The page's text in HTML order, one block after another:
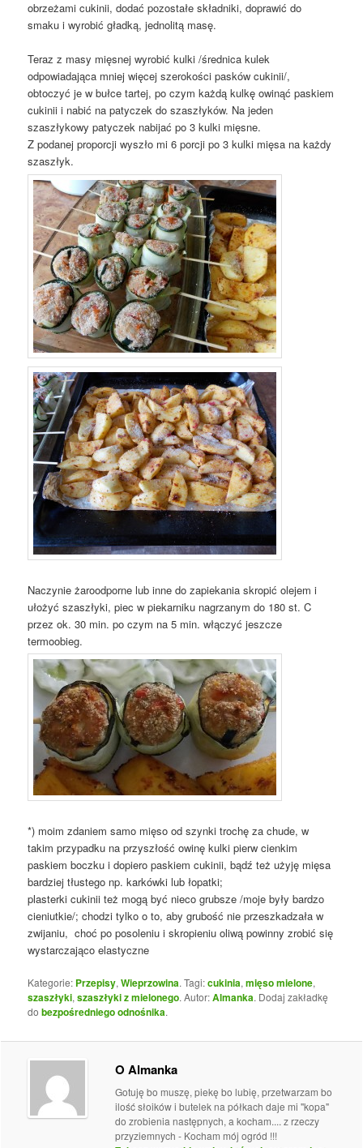
obrzeżami cukinii, dodać pozostałe składniki, doprawić do
smaku i wyrobić gładką, jednolitą masę.
Teraz z masy mięsnej wyrobić kulki /średnica kulek
odpowiadająca mniej więcej szerokości pasków cukinii/,
obtoczyć je w bułce tartej, po czym każdą kulkę owinąć paskiem
cukinii i nabić na patyczek do szaszłyków. Na jeden
szaszłykowy patyczek nabijać po 3 kulki mięsne.
Z podanej proporcji wyszło mi 6 porcji po 3 kulki mięsa na każdy
szaszłyk.
Naczynie żaroodporne lub inne do zapiekania skropić olejem i
ułożyć szaszłyki, piec w piekarniku nagrzanym do 180 st. C
przez ok. 30 min. po czym na 5 min. włączyć jeszcze
termoobieg.
*) moim zdaniem samo mięso od szynki trochę za chude, w
takim przypadku na przyszłość owinę kulki pierw cienkim
paskiem boczku i dopiero paskiem cukinii, bądź też użyję mięsa
bardziej tłustego np. karkówki lub łopatki;
plasterki cukinii też mogą być nieco grubsze /moje były bardzo
cieniutkie/; chodzi tylko o to, aby grubość nie przeszkadzała w
zwijaniu, choć po posoleniu i skropieniu oliwą powinny zrobić się
wystarczająco elastyczne
Kategorie: Przepisy,Wieprzowina. Tagi:cukinia,mięso mielone,
szaszłyki,szaszłyki z mielonego. Autor:Almanka. Dodaj zakładkę
dobezpośredniego odnośnika.
O Almanka
Gotuję bo muszę, piekę bo lubię, przetwarzam bo
ilość słoików i butelek na półkach daje mi "kopa"
do zrobienia następnych, a kocham.... z rzeczy
przyziemnych - Kocham mój ogród !!!